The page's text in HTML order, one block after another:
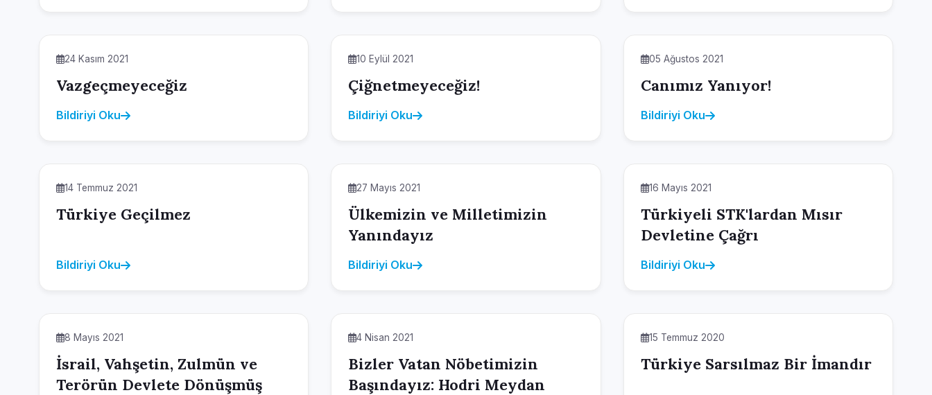
24 Kasım 2021
Vazgeçmeyeceğiz
Bildiriyi Oku
10 Eylül 2021
Çiğnetmeyeceğiz!
Bildiriyi Oku
05 Ağustos 2021
Canımız Yanıyor!
Bildiriyi Oku
14 Temmuz 2021
Türkiye Geçilmez
Bildiriyi Oku
27 Mayıs 2021
Ülkemizin ve Milletimizin
Yanındayız
Bildiriyi Oku
16 Mayıs 2021
Türkiyeli STK'lardan Mısır
Devletine Çağrı
Bildiriyi Oku
8 Mayıs 2021
İsrail, Vahşetin, Zulmün ve
Terörün Devlete Dönüşmüş
4 Nisan 2021
Bizler Vatan Nöbetimizin
Başındayız: Hodri Meydan
15 Temmuz 2020
Türkiye Sarsılmaz Bir İmandır